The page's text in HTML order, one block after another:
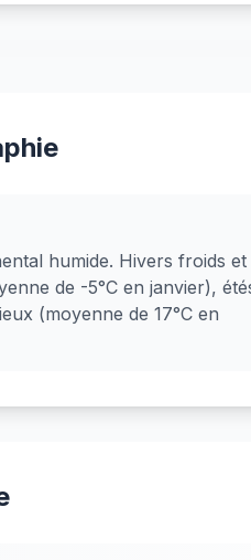
humide. Hivers froids et
de -5°C en janvier),
(moyenne de 17°C en